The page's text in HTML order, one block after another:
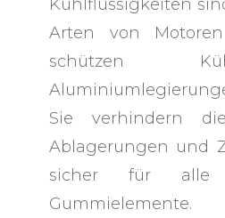
Kühlflüssigkeiten
Arten von
schützen
Sie verhindern
Ablagerungen und
sicher für alle
Gummielemente.